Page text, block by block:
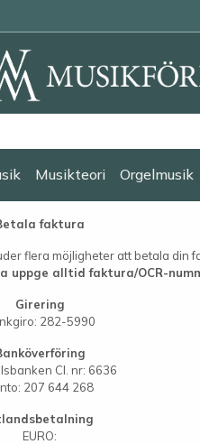
Musikteori Orgelmusik
faktura
flera möjligheter att betala din
uppge alltid faktura/OCR-
Girering
282-5990
Cl. nr: 6636
207 644 268
EURO: